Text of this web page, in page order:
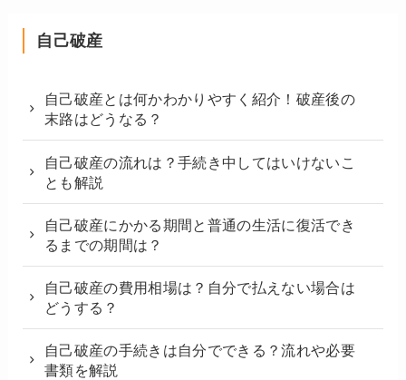
自己破産
自己破産とは何かわかりやすく紹介！破産後の
末路はどうなる？
自己破産の流れは？手続き中してはいけないこ
とも解説
自己破産にかかる期間と普通の生活に復活でき
るまでの期間は？
自己破産の費用相場は？自分で払えない場合は
どうする？
自己破産の手続きは自分でできる？流れや必要
書類を解説